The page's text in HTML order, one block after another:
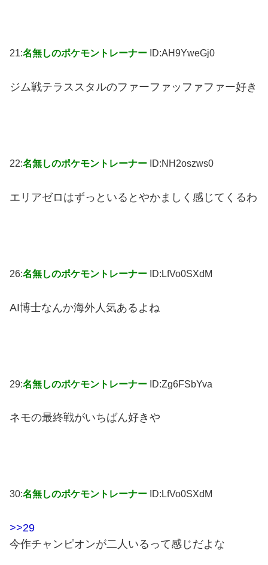
21:名無しのポケモントレーナー ID:AH9YweGj0
ジム戦テラススタルのファーファッファファー好き
22:名無しのポケモントレーナー ID:NH2oszws0
エリアゼロはずっといるとやかましく感じてくるわ
26:名無しのポケモントレーナー ID:LfVo0SXdM
AI博士なんか海外人気あるよね
29:名無しのポケモントレーナー ID:Zg6FSbYva
ネモの最終戦がいちばん好きや
30:名無しのポケモントレーナー ID:LfVo0SXdM
>>29
今作チャンピオンが二人いるって感じだよな